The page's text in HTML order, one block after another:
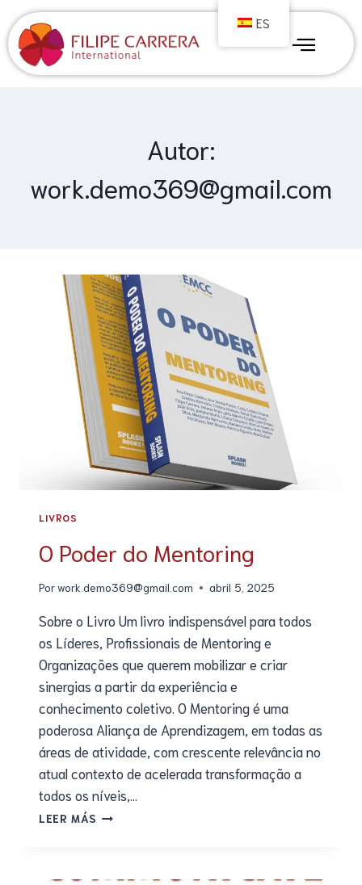
Autor:
work.demo369@gmail.com
LIVROS
O Poder do Mentoring
Porwork.demo369@gmail.com abril 5, 2025
Sobre o Livro Um livro indispensável para todos
os Líderes, Profissionais de Mentoring e
Organizações que querem mobilizar e criar
sinergias a partir da experiência e
conhecimento coletivo. O Mentoring é uma
poderosa Aliança de Aprendizagem, em todas as
áreas de atividade, com crescente relevância no
atual contexto de acelerada transformação a
todos os níveis,…
LEER MÁS
ES